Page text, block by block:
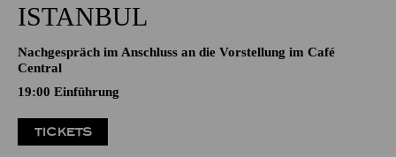
ISTANBUL
Nachgespräch im Anschluss an die Vorstellung im Café
Central
19:00 Einführung
TICKETS